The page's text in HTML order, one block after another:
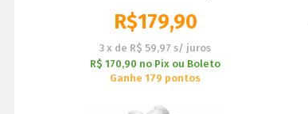
R$179,90
3 x de R$ 59,97 s/ juros
R$ 170,90 no Pix ou Boleto
Ganhe 179 pontos